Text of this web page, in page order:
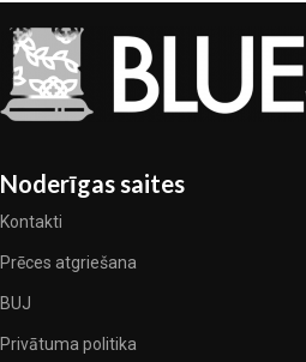
veļas katalogs: pieejamas gan
veļas.
Gultas veļas ražošana ir moderns
Gultas veļas ražotāji, kā arī citu tekstila
standarta sērijveida produktiem, gan
dizainieriskām prēcem, kuras novērtēs
esam izvēlējušies jums labākos
praktiskumu katrā izstrādājuma
Noderīgas saites
Kontakti
Prēces atgriešana
BUJ
Privātuma politika